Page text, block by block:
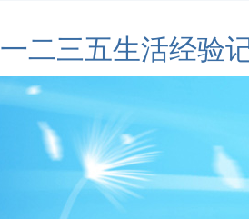
一二三五生活经验